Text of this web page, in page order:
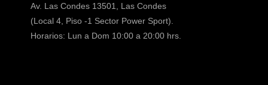
Av. Las Condes 13501, Las Condes
(Local 4, Piso -1 Sector Power Sport).
Horarios: Lun a Dom 10:00 a 20:00 hrs.